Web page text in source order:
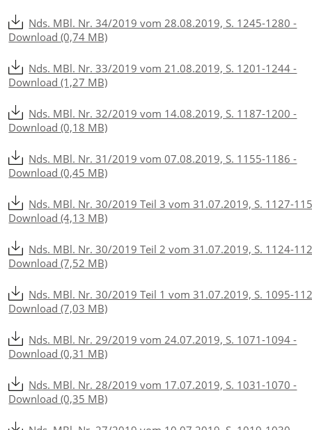
Nds. MBl. Nr. 34/2019 vom 28.08.2019, S. 1245-1280 -
Download (0,74 MB)
Nds. MBl. Nr. 33/2019 vom 21.08.2019, S. 1201-1244 -
Download (1,27 MB)
Nds. MBl. Nr. 32/2019 vom 14.08.2019, S. 1187-1200 -
Download (0,18 MB)
Nds. MBl. Nr. 31/2019 vom 07.08.2019, S. 1155-1186 -
Download (0,45 MB)
Nds. MBl. Nr. 30/2019 Teil 3 vom 31.07.2019, S. 1127-
Download (4,13 MB)
Nds. MBl. Nr. 30/2019 Teil 2 vom 31.07.2019, S. 1124-
Download (7,52 MB)
Nds. MBl. Nr. 30/2019 Teil 1 vom 31.07.2019, S. 1095-
Download (7,03 MB)
Nds. MBl. Nr. 29/2019 vom 24.07.2019, S. 1071-1094 -
Download (0,31 MB)
Nds. MBl. Nr. 28/2019 vom 17.07.2019, S. 1031-1070 -
Download (0,35 MB)